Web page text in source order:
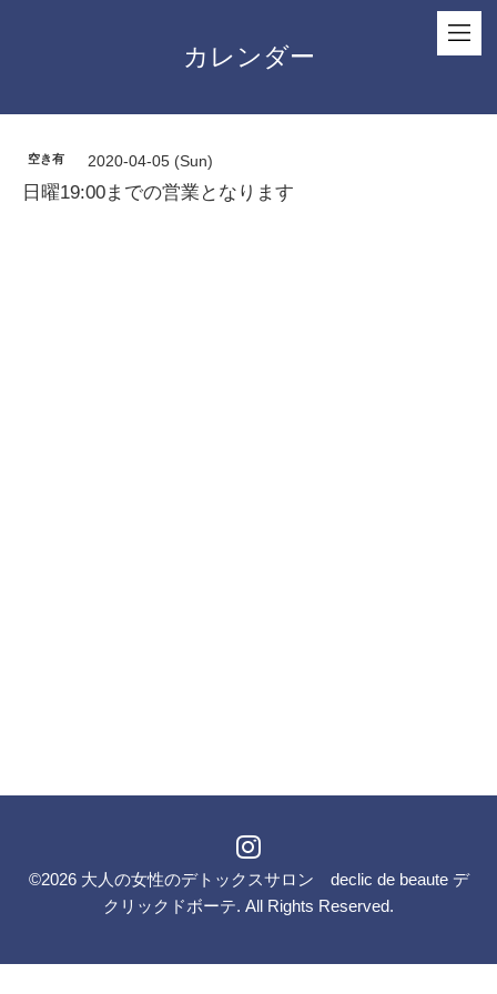
カレンダー
空き有 2020-04-05 (Sun)
日曜19:00までの営業となります
©2026 大人の女性のデトックスサロン declic de beaute デ
クリックドボーテ. All Rights Reserved.